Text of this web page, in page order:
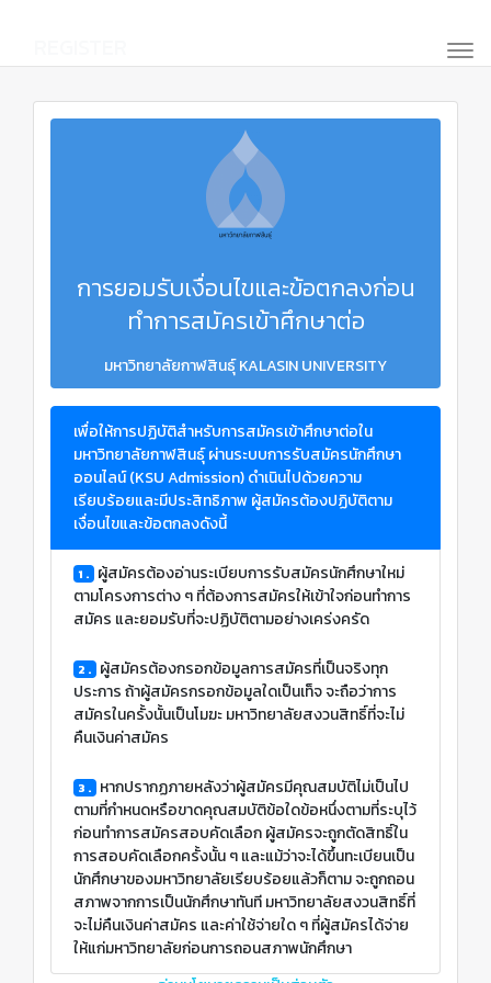
การยอมรับเงื่อนไขและข้อตกลงก่อน
ทำการสมัครเข้าศึกษาต่อ
มหาวิทยาลัยกาฬสินธุ์ KALASIN UNIVERSITY
เพื่อให้การปฏิบัติสำหรับการสมัครเข้าศึกษาต่อใน
มหาวิทยาลัยกาฬสินธุ์ ผ่านระบบการรับสมัครนักศึกษา
ออนไลน์ (KSU Admission) ดำเนินไปด้วยความ
เรียบร้อยและมีประสิทธิภาพ ผู้สมัครต้องปฏิบัติตาม
เงื่อนไขและข้อตกลงดังนี้
1 . ผู้สมัครต้องอ่านระเบียบการรับสมัครนักศึกษาใหม่
ตามโครงการต่าง ๆ ที่ต้องการสมัครให้เข้าใจก่อนทำการ
สมัคร และยอมรับที่จะปฏิบัติตามอย่างเคร่งครัด
2 . ผู้สมัครต้องกรอกข้อมูลการสมัครที่เป็นจริงทุก
ประการ ถ้าผู้สมัครกรอกข้อมูลใดเป็นเท็จ จะถือว่าการ
สมัครในครั้งนั้นเป็นโมฆะ มหาวิทยาลัยสงวนสิทธิ์ที่จะไม่
คืนเงินค่าสมัคร
3 . หากปรากฏภายหลังว่าผู้สมัครมีคุณสมบัติไม่เป็นไป
ตามที่กำหนดหรือขาดคุณสมบัติข้อใดข้อหนึ่งตามที่ระบุไว้
ก่อนทำการสมัครสอบคัดเลือก ผู้สมัครจะถูกตัดสิทธิ์ใน
การสอบคัดเลือกครั้งนั้น ๆ และแม้ว่าจะได้ขึ้นทะเบียนเป็น
นักศึกษาของมหาวิทยาลัยเรียบร้อยแล้วก็ตาม จะถูกถอน
สภาพจากการเป็นนักศึกษาทันที มหาวิทยาลัยสงวนสิทธิ์ที่
จะไม่คืนเงินค่าสมัคร และค่าใช้จ่ายใด ๆ ที่ผู้สมัครได้จ่าย
ให้แก่มหาวิทยาลัยก่อนการถอนสภาพนักศึกษา